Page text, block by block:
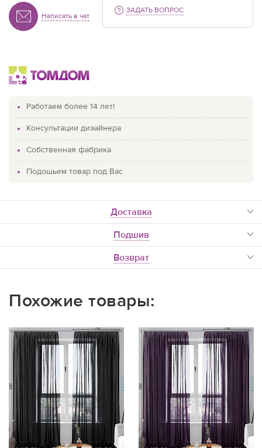
Написать в чат
ЗАДАТЬ ВОПРОС
Работаем более 14 лет!
Консультации дизайнера
Собственная фабрика
Подошьем товар под Вас
доставка
Подшив
Возврат
Похожие товары: